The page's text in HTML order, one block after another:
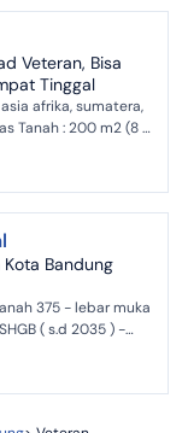
Veteran, Bisa
Tinggal
afrika, sumatera,
Kamar Mandi : 4+1
Kota Bandung
- air PDAM dan